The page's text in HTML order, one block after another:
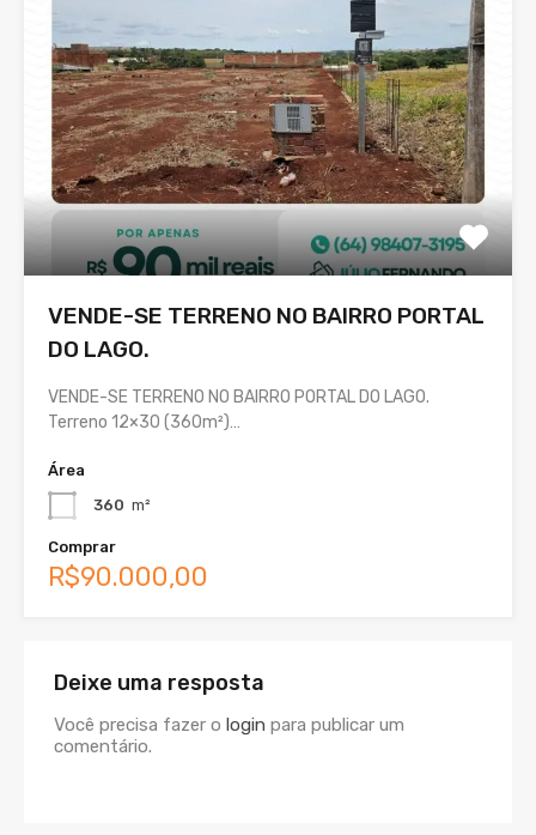
VENDE-SE TERRENO NO BAIRRO PORTAL
DO LAGO.
VENDE-SE TERRENO NO BAIRRO PORTAL DO LAGO.
Terreno 12×30 (360m²)…
Área
360 m²
Comprar
R$90.000,00
Deixe uma resposta
Você precisa fazer o login para publicar um
comentário.